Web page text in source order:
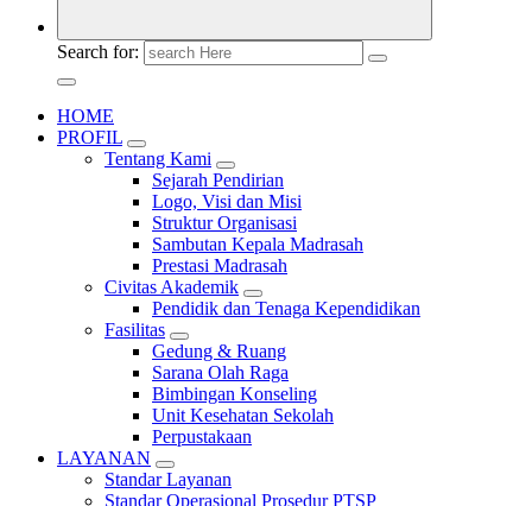
Search for:
HOME
PROFIL
Tentang Kami
Sejarah Pendirian
Logo, Visi dan Misi
Struktur Organisasi
Sambutan Kepala Madrasah
Prestasi Madrasah
Civitas Akademik
Pendidik dan Tenaga Kependidikan
Fasilitas
Gedung & Ruang
Sarana Olah Raga
Bimbingan Konseling
Unit Kesehatan Sekolah
Perpustakaan
LAYANAN
Standar Layanan
Standar Operasional Prosedur PTSP